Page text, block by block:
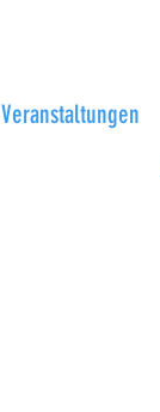
Veranstaltungen